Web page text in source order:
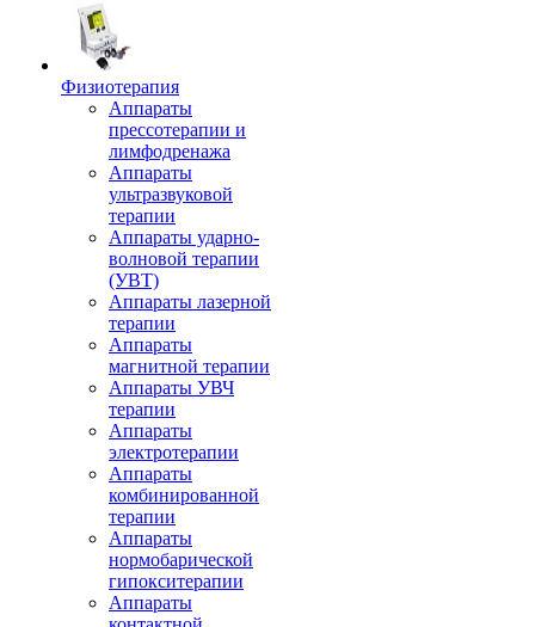
Физиотерапия
Аппараты
прессотерапии и
лимфодренажа
Аппараты
ультразвуковой
терапии
Аппараты ударно-
волновой терапии
(УВТ)
Аппараты лазерной
терапии
Аппараты
магнитной терапии
Аппараты УВЧ
терапии
Аппараты
электротерапии
Аппараты
комбинированной
терапии
Аппараты
нормобарической
гипокситерапии
Аппараты